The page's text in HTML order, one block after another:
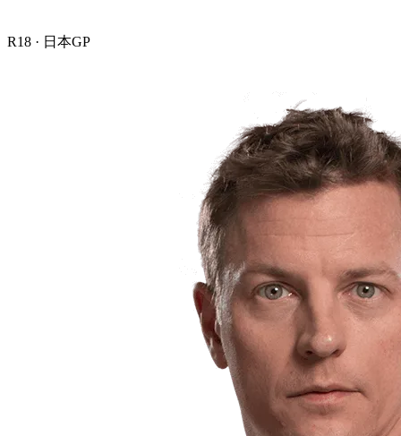
R18 · 日本GP